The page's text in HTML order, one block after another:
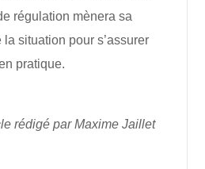
régulation mènera sa
situation pour s’assurer
pratique.
rédigé par Maxime Jaillet